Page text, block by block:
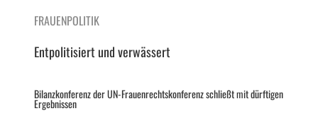
FRAUENPOLITIK
Entpolitisiert und verwässert
Bilanzkonferenz der UN-Frauenrechtskonferenz schließt mit dürftigen
Ergebnissen